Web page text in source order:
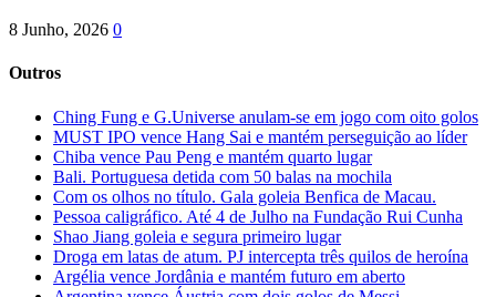
8 Junho, 2026 0
Outros
Ching Fung e G.Universe anulam-se em jogo com oito golos
MUST IPO vence Hang Sai e mantém perseguição ao líder
Chiba vence Pau Peng e mantém quarto lugar
Bali. Portuguesa detida com 50 balas na mochila
Com os olhos no título. Gala goleia Benfica de Macau.
Pessoa caligráfico. Até 4 de Julho na Fundação Rui Cunha
Shao Jiang goleia e segura primeiro lugar
Droga em latas de atum. PJ intercepta três quilos de heroína
Argélia vence Jordânia e mantém futuro em aberto